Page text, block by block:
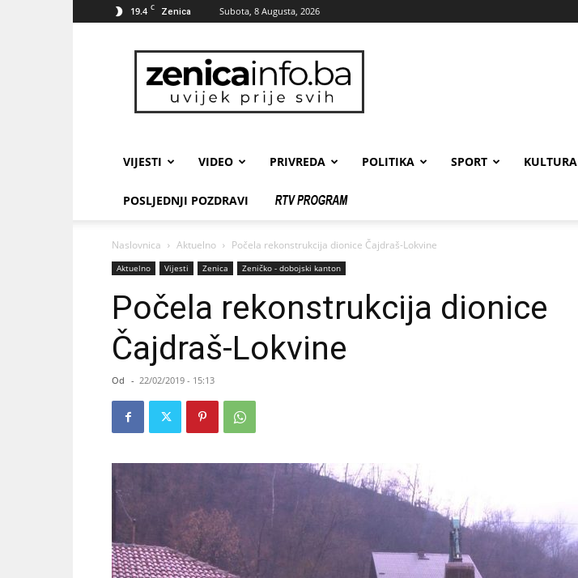
19.4 C Zenica Subota, 8 Augusta, 2026
zenicainfo.ba
VIJESTI VIDEO PRIVREDA POLITIKA SPORT KULTURA
POSLJEDNJI POZDRAVI
Naslovnica Aktuelno Počela rekonstrukcija dionice Čajdraš-Lokvine
Aktuelno Vijesti Zenica Zeničko - dobojski kanton
Počela rekonstrukcija dionice
Čajdraš-Lokvine
Od - 22/02/2019 - 15:13